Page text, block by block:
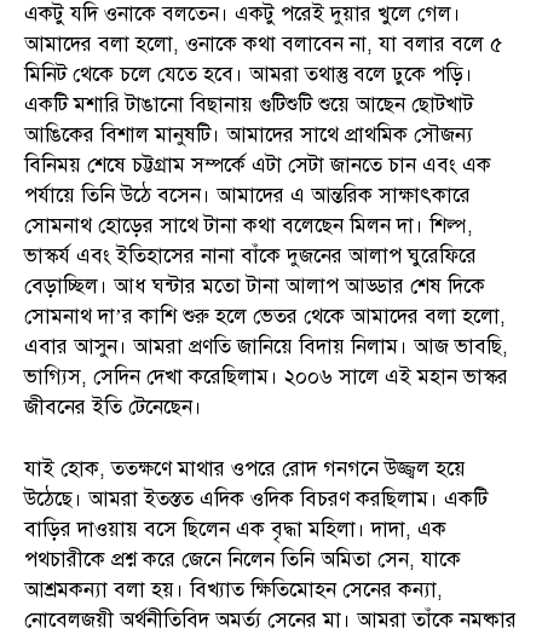
একটু যদি ওনাকে বলতেন। একটু পরেই দুয়ার খুলে গেল।
আমাদের বলা হলো, ওনাকে কথা বলাবেন না, যা বলার বলে ৫
মিনিট থেকে চলে যেতে হবে। আমরা তথাস্তু বলে ঢুকে পড়ি।
একটি মশারি টাঙানো বিছানায় গুটিশুটি শুয়ে আছেন ছোটখাট
আঙিকের বিশাল মানুষটি। আমাদের সাথে প্রাথমিক সৌজন্য
বিনিময় শেষে চট্টগ্রাম সম্পর্কে এটা সেটা জানতে চান এবং এক
পর্যায়ে তিনি উঠে বসেন। আমাদের এ আন্তরিক সাক্ষাৎকারে
সোমনাথ হোড়ের সাথে টানা কথা বলেছেন মিলন দা। শিল্প,
ভাস্কর্য এবং ইতিহাসের নানা বাঁকে দুজনের আলাপ ঘুরেফিরে
বেড়াচ্ছিল। আধ ঘন্টার মতো টানা আলাপ আড্ডার শেষ দিকে
সোমনাথ দা’র কাশি শুরু হলে ভেতর থেকে আমাদের বলা হলো,
এবার আসুন। আমরা প্রণতি জানিয়ে বিদায় নিলাম। আজ ভাবছি,
ভাগ্যিস, সেদিন দেখা করেছিলাম। ২০০৬ সালে এই মহান ভাস্কর
জীবনের ইতি টেনেছেন।
যাই হোক, ততক্ষণে মাথার ওপরে রোদ গনগনে উজ্জ্বল হয়ে
উঠেছে। আমরা ইতস্তত এদিক ওদিক বিচরণ করছিলাম। একটি
বাড়ির দাওয়ায় বসে ছিলেন এক বৃদ্ধা মহিলা। দাদা, এক
পথচারীকে প্রশ্ন করে জেনে নিলেন তিনি অমিতা সেন, যাকে
আশ্রমকন্যা বলা হয়। বিখ্যাত ক্ষিতিমোহন সেনের কন্যা,
নোবেলজয়ী অর্থনীতিবিদ অমর্ত্য সেনের মা। আমরা তাঁকে নমষ্কার